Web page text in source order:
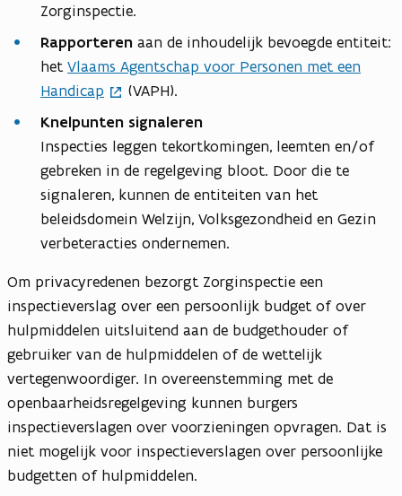
Zorginspectie.
Rapporteren aan de inhoudelijk bevoegde entiteit:
het Vlaams Agentschap voor Personen met een
Handicap
(VAPH).
Knelpunten signaleren
Inspecties leggen tekortkomingen, leemten en/of
gebreken in de regelgeving bloot. Door die te
signaleren, kunnen de entiteiten van het
beleidsdomein Welzijn, Volksgezondheid en Gezin
verbeteracties ondernemen.
Om privacyredenen bezorgt Zorginspectie een
inspectieverslag over een persoonlijk budget of over
hulpmiddelen uitsluitend aan de budgethouder of
gebruiker van de hulpmiddelen of de wettelijk
vertegenwoordiger. In overeenstemming met de
openbaarheidsregelgeving kunnen burgers
inspectieverslagen over voorzieningen opvragen. Dat is
niet mogelijk voor inspectieverslagen over persoonlijke
budgetten of hulpmiddelen.